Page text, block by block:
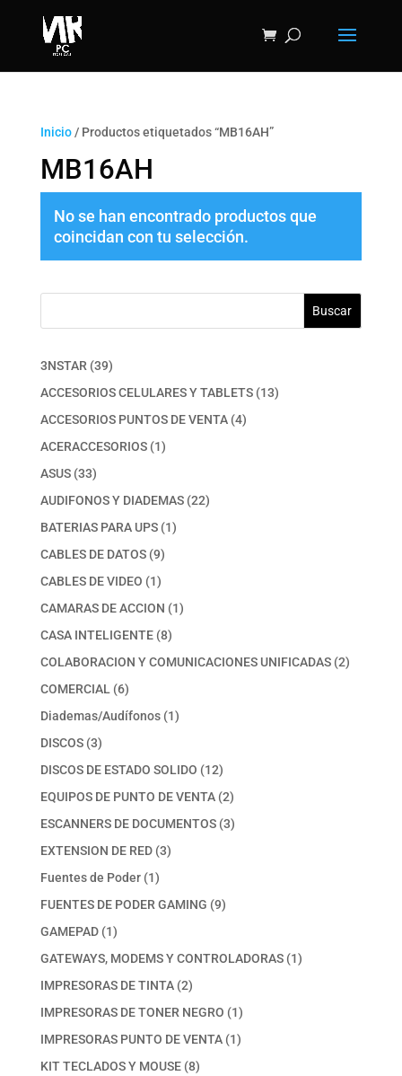
Inicio/ Productos etiquetados “MB16AH”
MB16AH
No se han encontrado productos que
coincidan con tu selección.
Buscar
3NSTAR 3939
productos
ACCESORIOS CELULARES Y TABLETS 1313
ACCESORIOS PUNTOS DE VENTA 44
ACERACCESORIOS 11
ASUS 3333
productos
AUDIFONOS Y DIADEMAS 2222
BATERIAS PARA UPS 11
CABLES DE DATOS 99
productos
CABLES DE VIDEO 11
producto
CAMARAS DE ACCION 11
CASA INTELIGENTE 88
productos
COLABORACION Y COMUNICACIONES UNIFICADAS 22
COMERCIAL 66
productos
Diademas/Audífonos 11
DISCOS 33
productos
DISCOS DE ESTADO SOLIDO 1212
productos
EQUIPOS DE PUNTO DE VENTA 22
productos
ESCANNERS DE DOCUMENTOS 33
EXTENSION DE RED 33
Fuentes de Poder 11
producto
FUENTES DE PODER GAMING 99
GAMEPAD 11
producto
GATEWAYS, MODEMS Y CONTROLADORAS 11
IMPRESORAS DE TINTA 22
productos
IMPRESORAS DE TONER NEGRO 11
producto
IMPRESORAS PUNTO DE VENTA 11
KIT TECLADOS Y MOUSE 88